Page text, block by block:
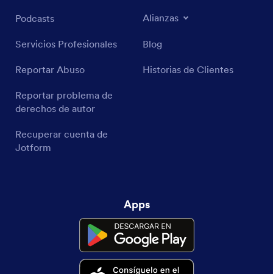
Podcasts
Servicios Profesionales
Reportar Abuso
Reportar problema de
derechos de autor
Recuperar cuenta de
Jotform
Alianzas
Blog
Historias de Clientes
Apps